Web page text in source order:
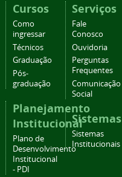
Cursos
Como
ingressar
Técnicos
Graduação
Pós-
graduação
Planejamento
Institucional
Plano de
Desenvolvimento
Institucional
- PDI
Serviços
Fale
Conosco
Ouvidoria
Perguntas
Frequentes
Comunicação
Social
Sistemas
Sistemas
Institucionais